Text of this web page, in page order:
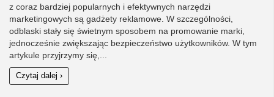
z coraz bardziej popularnych i efektywnych narzędzi
marketingowych są gadżety reklamowe. W szczególności,
odblaski stały się świetnym sposobem na promowanie marki,
jednocześnie zwiększając bezpieczeństwo użytkowników. W tym
artykule przyjrzymy się,...
Czytaj dalej ›